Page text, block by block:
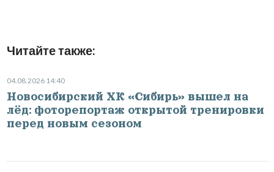
Читайте также:
04.08.2026 14:40
Новосибирский ХК «Сибирь» вышел на
лёд: фоторепортаж открытой тренировки
перед новым сезоном